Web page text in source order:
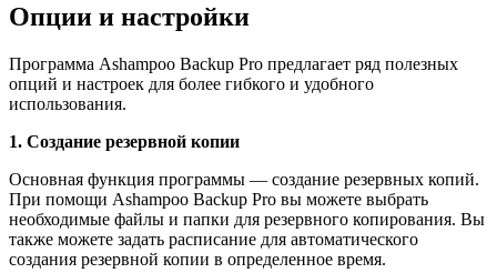
Опции и настройки
Программа Ashampoo Backup Pro предлагает ряд полезных
опций и настроек для более гибкого и удобного
использования.
1. Создание резервной копии
Основная функция программы — создание резервных копий.
При помощи Ashampoo Backup Pro вы можете выбрать
необходимые файлы и папки для резервного копирования. Вы
также можете задать расписание для автоматического
создания резервной копии в определенное время.